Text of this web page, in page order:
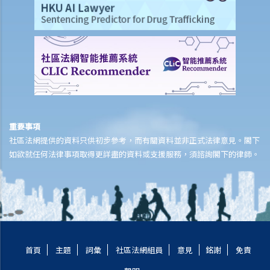
重要事項
社區法網提供的資料只供初步參考，而有關資料並非正式法律意見。閣下
如欲就任何法律事項取得更詳盡的資料或支援服務，須諮詢閣下的律師。
首頁 主題 詞彙 社區法網組員 意見 銘謝
免責